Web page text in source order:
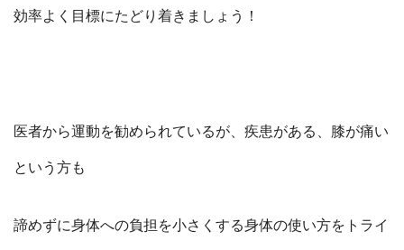
効率よく目標にたどり着きましょう！
医者から運動を勧められているが、疾患がある、膝が痛い
という方も
諦めずに身体への負担を小さくする身体の使い方をトライ